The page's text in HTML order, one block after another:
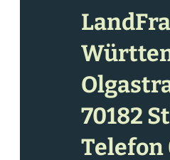
70182
Telefon